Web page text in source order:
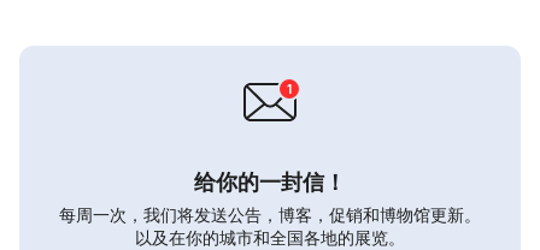
给你的一封信！
每周一次，我们将发送公告，博客，促销和博物馆更新。
以及在你的城市和全国各地的展览。